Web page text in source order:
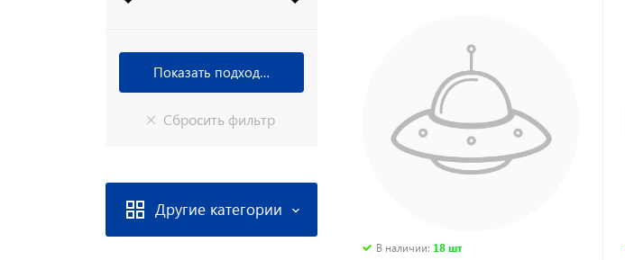
Другие категории
В наличии: 18 шт